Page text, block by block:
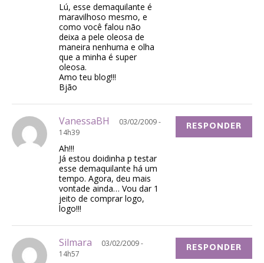
Lú, esse demaquilante é
maravilhoso mesmo, e
como você falou não
deixa a pele oleosa de
maneira nenhuma e olha
que a minha é super
oleosa.
Amo teu blog!!!
Bjão
VanessaBH
03/02/2009 -
14h39
Ah!!!
Já estou doidinha p testar
esse demaquilante há um
tempo. Agora, deu mais
vontade ainda… Vou dar 1
jeito de comprar logo,
logo!!!
RESPONDER
Silmara
03/02/2009 -
14h57
RESPONDER